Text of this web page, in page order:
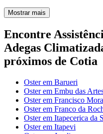
Mostrar mais
Encontre
Adegas
próximos de Cotia
Oster em Barueri
Oster em Embu das
Oster em Francisco
Oster em Franco da
Oster em Itapecerica da
Oster em Itapevi